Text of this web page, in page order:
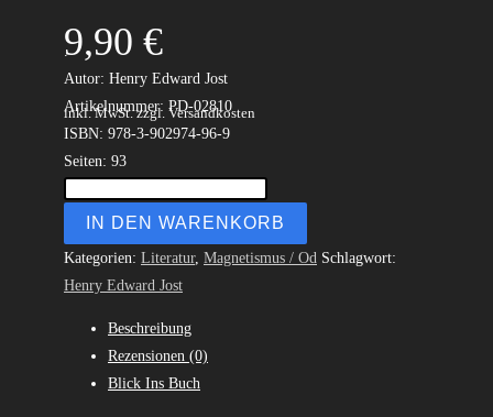
9,90 €
inkl. MwSt. zzgl. Versandkosten
.
Autor: Henry Edward Jost
Artikelnummer: PD-02810
ISBN: 978-3-902974-96-9
Seiten: 93
IN DEN WARENKORB
Kategorien: Literatur, Magnetismus / Od Schlagwort:
Henry Edward Jost
Beschreibung
Rezensionen (0)
Blick Ins Buch